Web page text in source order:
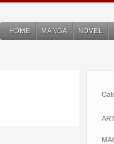
HOME MANGA NOVEL